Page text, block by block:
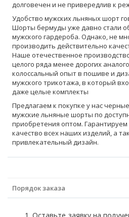
долговечен и не привередлив к
Удобство мужских льняных шорт
Шорты бермуды уже давно стали
мужского гардероба. Однако, не
производить действительно
Наше отечественное
целого ряда менее дорогих
колоссальный опыт в пошиве и
мужского трикотажа, в который
даже целые комплекты
Предлагаем к покупке у нас
мужские льняные шорты по
приобретения оптом.
качество всех наших изделий, а
привлекательный дизайн.
Порядок заказа